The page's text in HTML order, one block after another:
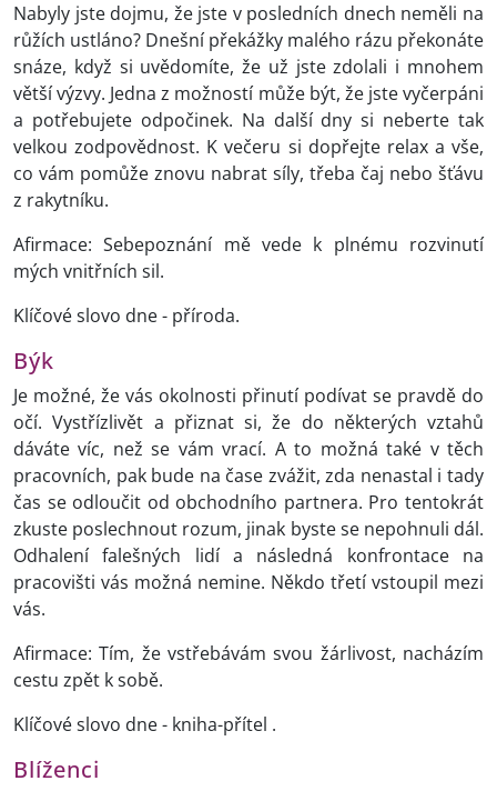
Nabyly jste dojmu, že jste v posledních dnech neměli na
růžích ustláno? Dnešní překážky malého rázu překonáte
snáze, když si uvědomíte, že už jste zdolali i mnohem
větší výzvy. Jedna z možností může být, že jste vyčerpáni
a potřebujete odpočinek. Na další dny si neberte tak
velkou zodpovědnost. K večeru si dopřejte relax a vše,
co vám pomůže znovu nabrat síly, třeba čaj nebo šťávu
z rakytníku.
Afirmace: Sebepoznání mě vede k plnému rozvinutí
mých vnitřních sil.
Klíčové slovo dne - příroda.
Býk
Je možné, že vás okolnosti přinutí podívat se pravdě do
očí. Vystřízlivět a přiznat si, že do některých vztahů
dáváte víc, než se vám vrací. A to možná také v těch
pracovních, pak bude na čase zvážit, zda nenastal i tady
čas se odloučit od obchodního partnera. Pro tentokrát
zkuste poslechnout rozum, jinak byste se nepohnuli dál.
Odhalení falešných lidí a následná konfrontace na
pracovišti vás možná nemine. Někdo třetí vstoupil mezi
vás.
Afirmace: Tím, že vstřebávám svou žárlivost, nacházím
cestu zpět k sobě.
Klíčové slovo dne - kniha-přítel .
Blíženci